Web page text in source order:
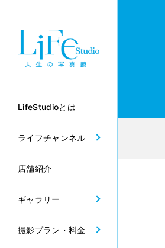
LifeStudioとは
ライフチャンネル
店舗紹介
ギャラリー
撮影プラン・料金